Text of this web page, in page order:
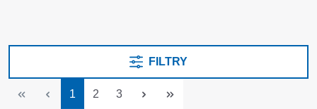
FILTRY
Strona
1 Strona
2 Strona
3